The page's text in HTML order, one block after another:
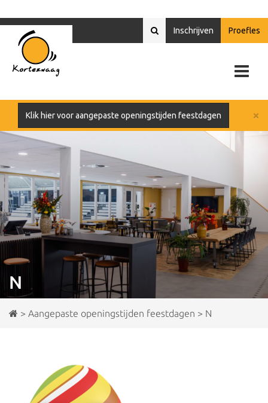
Inschrijven Proefles
×
Klik hier voor aangepaste openingstijden feestdagen
N
> Aangepaste openingstijden feestdagen > N